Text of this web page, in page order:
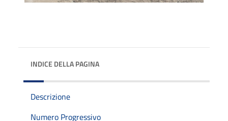
INDICE DELLA PAGINA
Descrizione
Numero Progressivo